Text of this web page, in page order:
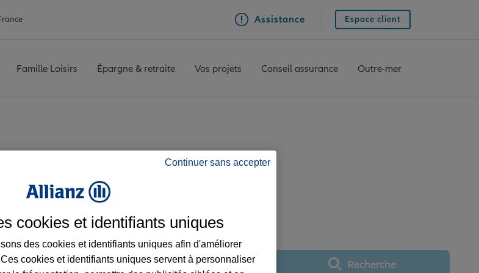
Assistance Espace client
Famille Loisirs Épargne & retraite Vos projets Conseil assurance Outre-mer
MARSEILLE CHARTREUX
Recherche
Continuer sans accepter
cookies et identifiants uniques
des cookies et identifiants uniques afin d'améliorer
cookies et identifiants uniques servent à personnaliser